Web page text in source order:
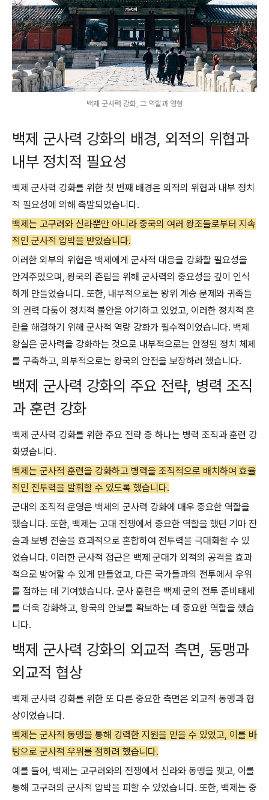
백제 군사력 강화, 그 역할과 영향
백제 군사력 강화의 배경, 외적의 위협과
내부 정치적 필요성
백제 군사력 강화를 위한 첫 번째 배경은 외적의 위협과 내부 정치
적 필요성에 의해 촉발되었습니다.
백제는 고구려와 신라뿐만 아니라 중국의 여러 왕조들로부터 지속
적인 군사적 압박을 받았습니다.
이러한 외부의 위협은 백제에게 군사적 대응을 강화할 필요성을
안겨주었으며, 왕국의 존립을 위해 군사력의 중요성을 깊이 인식
하게 만들었습니다. 또한, 내부적으로는 왕위 계승 문제와 귀족들
의 권력 다툼이 정치적 불안을 야기하고 있었고, 이러한 정치적 혼
란을 해결하기 위해 군사적 역량 강화가 필수적이었습니다. 백제
왕실은 군사력을 강화하는 것으로 내부적으로는 안정된 정치 체제
를 구축하고, 외부적으로는 왕국의 안전을 보장하려 했습니다.
백제 군사력 강화의 주요 전략, 병력 조직
과 훈련 강화
백제 군사력 강화를 위한 주요 전략 중 하나는 병력 조직과 훈련 강
화였습니다.
백제는 군사적 훈련을 강화하고 병력을 조직적으로 배치하여 효율
적인 전투력을 발휘할 수 있도록 했습니다.
군대의 조직적 운영은 백제의 군사력 강화에 매우 중요한 역할을
했습니다. 또한, 백제는 고대 전쟁에서 중요한 역할을 했던 기마 전
술과 보병 전술을 효과적으로 혼합하여 전투력을 극대화할 수 있
었습니다. 이러한 군사적 접근은 백제 군대가 외적의 공격을 효과
적으로 방어할 수 있게 만들었고, 다른 국가들과의 전투에서 우위
를 점하는 데 기여했습니다. 군사 훈련은 백제 군의 전투 준비태세
를 더욱 강화하고, 왕국의 안보를 확보하는 데 중요한 역할을 했습
니다.
백제 군사력 강화의 외교적 측면, 동맹과
외교적 협상
백제 군사력 강화를 위한 또 다른 중요한 측면은 외교적 동맹과 협
상이었습니다.
백제는 군사적 동맹을 통해 강력한 지원을 얻을 수 있었고, 이를 바
탕으로 군사적 우위를 점하려 했습니다.
예를 들어, 백제는 고구려와의 전쟁에서 신라와 동맹을 맺고, 이를
통해 고구려의 군사적 압박을 피할 수 있었습니다. 또한, 백제는 중